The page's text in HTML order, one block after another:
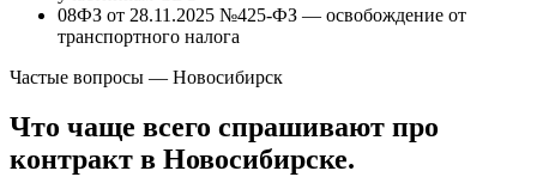
08ФЗ от 28.11.2025 №425-ФЗ — освобождение от
транспортного налога
Частые вопросы — Новосибирск
Что чаще всего спрашивают про
контракт в Новосибирске.